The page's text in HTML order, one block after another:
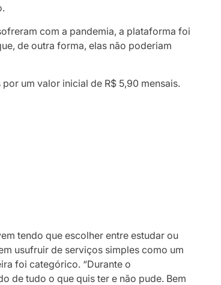
com a pandemia, a plataforma foi
de outra forma, elas não poderiam
um valor inicial de R$ 5,90 mensais.
tendo que escolher entre estudar ou
usufruir de serviços simples como um
foi categórico. “Durante o
de tudo o que quis ter e não pude. Bem